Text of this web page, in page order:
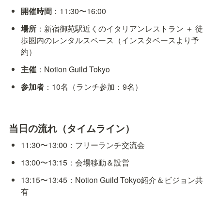
開催時間 ：11:30〜16:00
場所 ：新宿御苑駅近くのイタリアンレストラン ＋ 徒
歩圏内のレンタルスペース（インスタベースより予
約）
主催 ：Notion Guild Tokyo
参加者 ：10名（ランチ参加：9名）
当日の流れ（タイムライン）
11:30〜13:00：フリーランチ交流会
13:00〜13:15：会場移動＆設営
13:15〜13:45：Notion Guild Tokyo紹介＆ビジョン共
有